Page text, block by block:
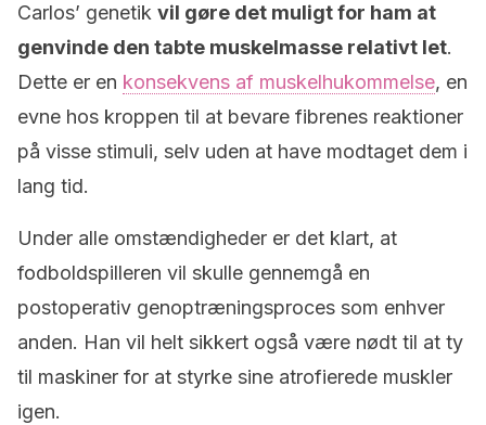
Carlos’ genetik vil gøre det muligt for ham at
genvinde den tabte muskelmasse relativt let.
Dette er en konsekvens af muskelhukommelse, en
evne hos kroppen til at bevare fibrenes reaktioner
på visse stimuli, selv uden at have modtaget dem i
lang tid.
Under alle omstændigheder er det klart, at
fodboldspilleren vil skulle gennemgå en
postoperativ genoptræningsproces som enhver
anden. Han vil helt sikkert også være nødt til at ty
til maskiner for at styrke sine atrofierede muskler
igen.